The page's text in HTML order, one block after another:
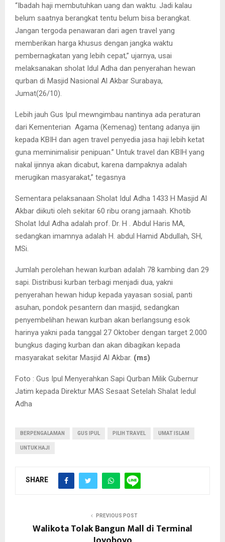
“Ibadah haji membutuhkan uang dan waktu. Jadi kalau
belum saatnya berangkat tentu belum bisa berangkat.
Jangan tergoda penawaran dari agen travel yang
memberikan harga khusus dengan jangka waktu
pembernagkatan yang lebih cepat,” ujarnya, usai
melaksanakan sholat Idul Adha dan penyerahan hewan
qurban di Masjid Nasional Al Akbar Surabaya,
Jumat(26/10).
Lebih jauh Gus Ipul mewngimbau nantinya ada peraturan
dari Kementerian Agama (Kemenag) tentang adanya ijin
kepada KBIH dan agen travel penyedia jasa haji lebih ketat
guna meminimalisir penipuan.” Untuk travel dan KBIH yang
nakal ijinnya akan dicabut, karena dampaknya adalah
merugikan masyarakat,” tegasnya
Sementara pelaksanaan Sholat Idul Adha 1433 H Masjid Al
Akbar diikuti oleh sekitar 60 ribu orang jamaah. Khotib
Sholat Idul Adha adalah prof. Dr. H . Abdul Haris MA,
sedangkan imamnya adalah H. abdul Hamid Abdullah, SH,
MSi.
Jumlah perolehan hewan kurban adalah 78 kambing dan 29
sapi. Distribusi kurban terbagi menjadi dua, yakni
penyerahan hewan hidup kepada yayasan sosial, panti
asuhan, pondok pesantern dan masjid, sedangkan
penyembelihan hewan kurban akan berlangsung esok
harinya yakni pada tanggal 27 Oktober dengan target 2.000
bungkus daging kurban dan akan dibagikan kepada
masyarakat sekitar Masjid Al Akbar. (ms)
Foto : Gus Ipul Menyerahkan Sapi Qurban Milik Gubernur
Jatim kepada Direktur MAS Sesaat Setelah Shalat Iedul
Adha
BERPENGALAMAN GUS IPUL PILIH TRAVEL UMAT ISLAM
UNTUK HAJI
SHARE
PREVIOUS POST
Walikota Tolak Bangun Mall di Terminal